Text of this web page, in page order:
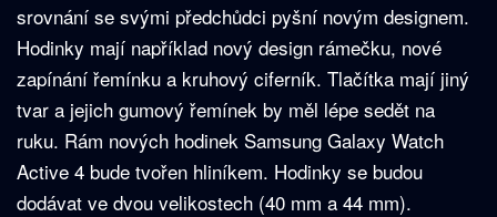
srovnání se svými předchůdci pyšní novým designem.
Hodinky mají například nový design rámečku, nové
zapínání řemínku a kruhový ciferník. Tlačítka mají jiný
tvar a jejich gumový řemínek by měl lépe sedět na
ruku. Rám nových hodinek Samsung Galaxy Watch
Active 4 bude tvořen hliníkem. Hodinky se budou
dodávat ve dvou velikostech (40 mm a 44 mm).